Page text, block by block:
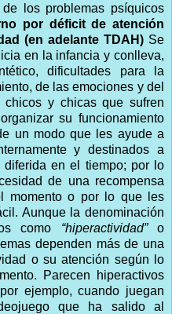
los problemas psíquicos
por déficit de atención
(en adelante TDAH) Se
en la infancia y conlleva,
dificultades para la
de las emociones y del
chicos y chicas que sufren
su funcionamiento
un modo que les ayude a
y destinados a
diferida en el tiempo; por lo
de una recompensa
momento o por lo que les
Aunque la denominación
como “hiperactividad”o
dependen más de una
o su atención según lo
Parecen hiperactivos
ejemplo, cuando juegan
que ha salido al